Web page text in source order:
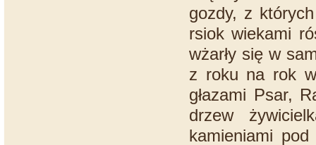
gozdy, z
rsiok wiekami
wżarły się w
z roku na rok
głazami Psar,
drzew
kamieniami pod